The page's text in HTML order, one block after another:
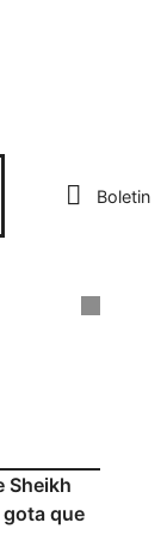
Boletin
Sheikh
gota que